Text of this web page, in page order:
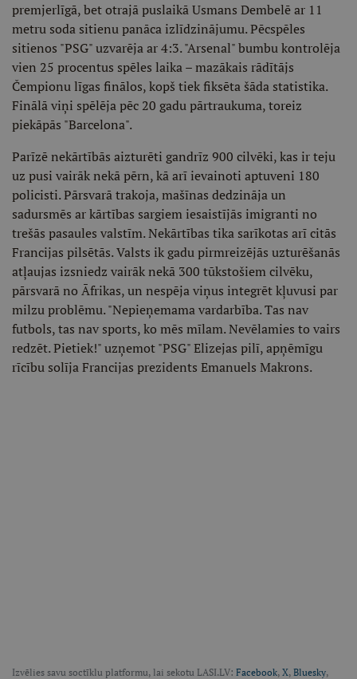
premjerlīgā, bet otrajā puslaikā Usmans Dembelē ar 11
metru soda sitienu panāca izlīdzinājumu. Pēcspēles
sitienos "PSG" uzvarēja ar 4:3. "Arsenal" bumbu kontrolēja
vien 25 procentus spēles laika – mazākais rādītājs
Čempionu līgas finālos, kopš tiek fiksēta šāda statistika.
Finālā viņi spēlēja pēc 20 gadu pārtraukuma, toreiz
piekāpās "Barcelona".
Parīzē nekārtībās aizturēti gandrīz 900 cilvēki, kas ir teju
uz pusi vairāk nekā pērn, kā arī ievainoti aptuveni 180
policisti. Pārsvarā trakoja, mašīnas dedzināja un
sadursmēs ar kārtības sargiem iesaistījās imigranti no
trešās pasaules valstīm. Nekārtības tika sarīkotas arī citās
Francijas pilsētās. Valsts ik gadu pirmreizējās uzturēšanās
atļaujas izsniedz vairāk nekā 300 tūkstošiem cilvēku,
pārsvarā no Āfrikas, un nespēja viņus integrēt kļuvusi par
milzu problēmu. "Nepieņemama vardarbība. Tas nav
futbols, tas nav sports, ko mēs mīlam. Nevēlamies to vairs
redzēt. Pietiek!" uzņemot "PSG" Elizejas pilī, apņēmīgu
rīcību solīja Francijas prezidents Emanuels Makrons.
Izvēlies savu soctīklu platformu, lai sekotu LASI.LV: Facebook, X, Bluesky,